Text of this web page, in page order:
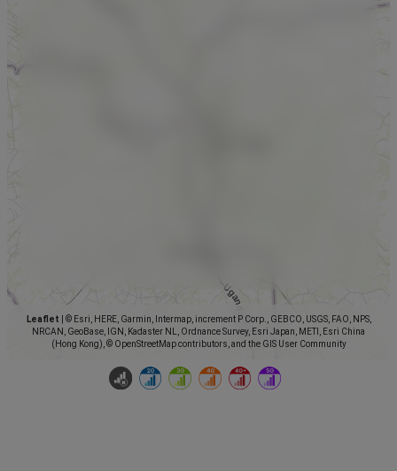
Leaflet
© Esri, HERE, Garmin, Intermap, increment P Corp., GEBCO, USGS, FAO, NPS,
NRCAN, GeoBase, IGN, Kadaster NL, Ordnance Survey, Esri Japan, METI, Esri China
(Hong Kong), © OpenStreetMap contributors, and the GIS User Community